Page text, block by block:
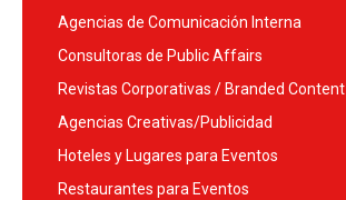
Agencias de Comunicación Interna
Consultoras de Public Affairs
Revistas Corporativas / Branded Content
Agencias Creativas/Publicidad
Hoteles y Lugares para Eventos
Restaurantes para Eventos